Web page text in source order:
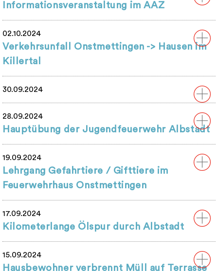
Informationsveranstaltung im AAZ
02.10.2024
Verkehrsunfall Onstmettingen -> Hausen im
Killertal
30.09.2024
28.09.2024
Hauptübung der Jugendfeuerwehr Albstadt
19.09.2024
Lehrgang Gefahrtiere / Gifttiere im
Feuerwehrhaus Onstmettingen
17.09.2024
Kilometerlange Ölspur durch Albstadt
15.09.2024
Hausbewohner verbrennt Müll auf Terrasse